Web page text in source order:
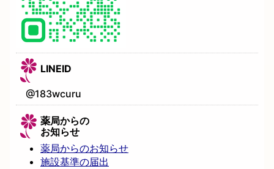
LINEID
@183wcuru
薬局からの
お知らせ
薬局からのお知らせ
施設基準の届出